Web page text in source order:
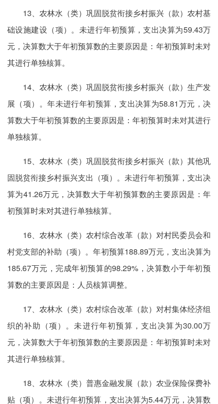
13、农林水（类）巩固脱贫衔接乡村振兴（款）农村基
础设施建设（项）。未进行年初预算，支出决算为59.43万
元，决算数大于年初预算数的主要原因是：年初预算时未对
其进行单独核算。
14、农林水（类）巩固脱贫衔接乡村振兴（款）生产发
展（项）。年未进行年初预算，支出决算为58.81万元，决
算数大于年初预算数的主要原因是：年初预算时未对其进行
单独核算。
15、农林水（类）巩固脱贫衔接乡村振兴（款）其他巩
固脱贫衔接乡村振兴支出（项）。未进行年初预算，支出决
算为41.26万元，决算数大于年初预算数的主要原因是：年
初预算时未对其进行单独核算。
16、农林水（类）农村综合改革（款）对村民委员会和
村党支部的补助（项）。年初预算188.89万元，支出决算为
185.67万元，完成年初预算的98.29%，决算数小于年初预
算数的主要原因是：人员核算调整。
17、农林水（类）农村综合改革（款）对村集体经济组
织的补助（项）。未进行年初预算，支出决算为30.00万
元，决算数大于年初预算数的主要原因是：年初预算时未对
其进行单独核算。
18、农林水（类）普惠金融发展（款）农业保险保费补
贴（项）。未进行年初预算，支出决算为5.44万元，决算数